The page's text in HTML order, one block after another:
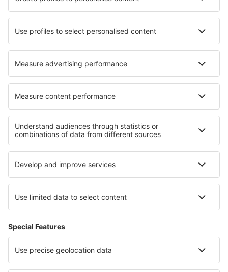
Air Moldova
HiSky
Blue Air
Ryanair
Despre eSky
Termeni şi condiţii
Rezervările mele
Politica de confidențialitate
Asistenţă şi contact
Țări
Siteuri internaționale